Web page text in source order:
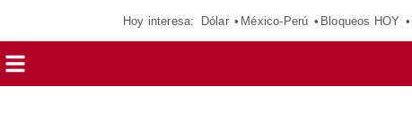
Hoy interesa: Dólar México-Perú Bloqueos HOY